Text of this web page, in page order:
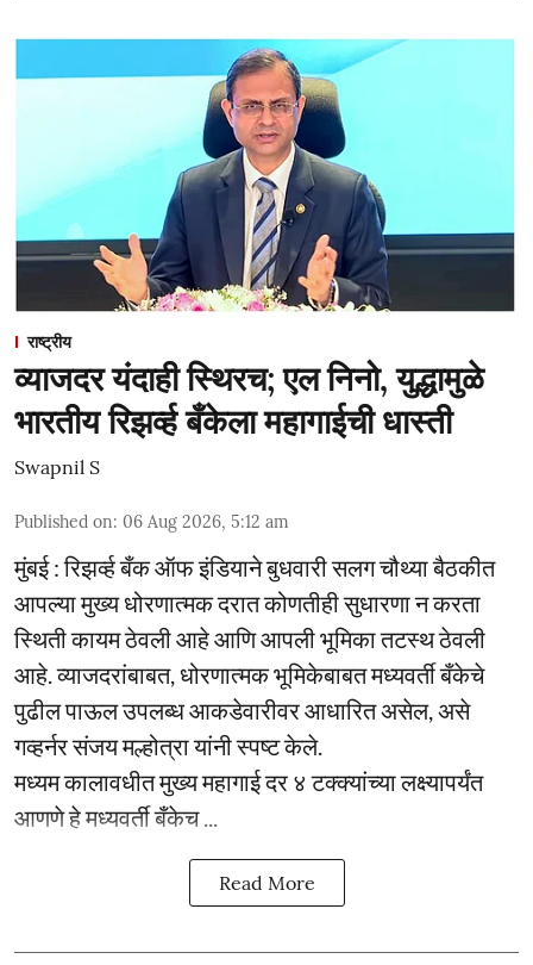
राष्ट्रीय
व्याजदर यंदाही स्थिरच; एल निनो, युद्धामुळे
भारतीय रिझर्व्ह बँकेला महागाईची धास्ती
Swapnil S
Published on: 06 Aug 2026, 5:12 am
मुंबई : रिझर्व्ह बँक ऑफ इंडियाने बुधवारी सलग चौथ्या बैठकीत
आपल्या मुख्य धोरणात्मक दरात कोणतीही सुधारणा न करता
स्थिती कायम ठेवली आहे आणि आपली भूमिका तटस्थ ठेवली
आहे. व्याजदरांबाबत, धोरणात्मक भूमिकेबाबत मध्यवर्ती बँकेचे
पुढील पाऊल उपलब्ध आकडेवारीवर आधारित असेल, असे
गव्हर्नर संजय मल्होत्रा यांनी स्पष्ट केले.
मध्यम कालावधीत मुख्य महागाई दर ४ टक्क्यांच्या लक्ष्यापर्यंत
आणणे हे मध्यवर्ती बँकेच ...
Read More